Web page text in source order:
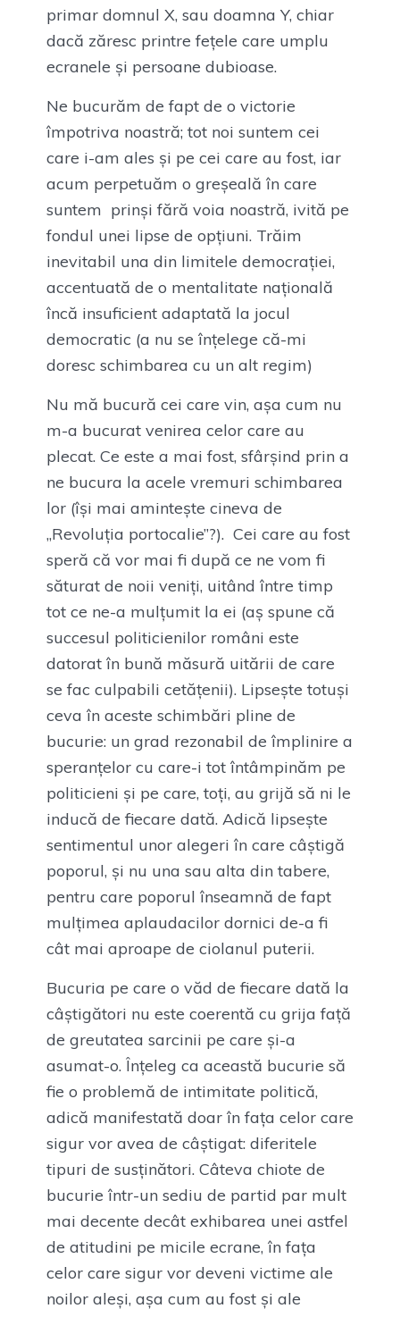
primar domnul X, sau doamna Y, chiar
dacă zăresc printre fețele care umplu
ecranele și persoane dubioase.
Ne bucurăm de fapt de o victorie
împotriva noastră; tot noi suntem cei
care i-am ales și pe cei care au fost, iar
acum perpetuăm o greșeală în care
suntem prinși fără voia noastră, ivită pe
fondul unei lipse de opțiuni. Trăim
inevitabil una din limitele democrației,
accentuată de o mentalitate națională
încă insuficient adaptată la jocul
democratic (a nu se înțelege că-mi
doresc schimbarea cu un alt regim)
Nu mă bucură cei care vin, așa cum nu
m-a bucurat venirea celor care au
plecat. Ce este a mai fost, sfârșind prin a
ne bucura la acele vremuri schimbarea
lor (își mai amintește cineva de
„Revoluția portocalie”?). Cei care au fost
speră că vor mai fi după ce ne vom fi
săturat de noii veniți, uitând între timp
tot ce ne-a mulțumit la ei (aș spune că
succesul politicienilor români este
datorat în bună măsură uitării de care
se fac culpabili cetățenii). Lipsește totuși
ceva în aceste schimbări pline de
bucurie: un grad rezonabil de împlinire a
speranțelor cu care-i tot întâmpinăm pe
politicieni și pe care, toți, au grijă să ni le
inducă de fiecare dată. Adică lipsește
sentimentul unor alegeri în care câștigă
poporul, și nu una sau alta din tabere,
pentru care poporul înseamnă de fapt
mulțimea aplaudacilor dornici de-a fi
cât mai aproape de ciolanul puterii.
Bucuria pe care o văd de fiecare dată la
câștigători nu este coerentă cu grija față
de greutatea sarcinii pe care și-a
asumat-o. Înțeleg ca această bucurie să
fie o problemă de intimitate politică,
adică manifestată doar în fața celor care
sigur vor avea de câștigat: diferitele
tipuri de susținători. Câteva chiote de
bucurie într-un sediu de partid par mult
mai decente decât exhibarea unei astfel
de atitudini pe micile ecrane, în fața
celor care sigur vor deveni victime ale
noilor aleși, așa cum au fost și ale